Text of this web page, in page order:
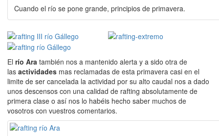
Cuando el río se pone grande, principios de primavera.
El río Ara también nos a mantenido alerta y a sido otra de
las actividades mas reclamadas de esta primavera casi en el
limite de ser cancelada la actividad por su alto caudal nos a dado
unos descensos con una calidad de rafting absolutamente de
primera clase o así nos lo habéis hecho saber muchos de
vosotros con vuestros comentarios.